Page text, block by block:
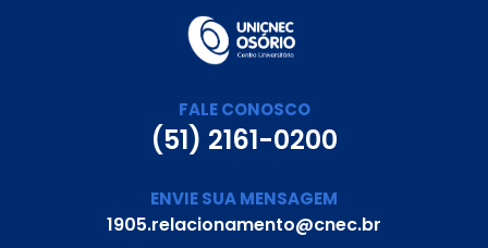
FALE CONOSCO
(51) 2161-0200
ENVIE SUA MENSAGEM
1905.relacionamento@cnec.br